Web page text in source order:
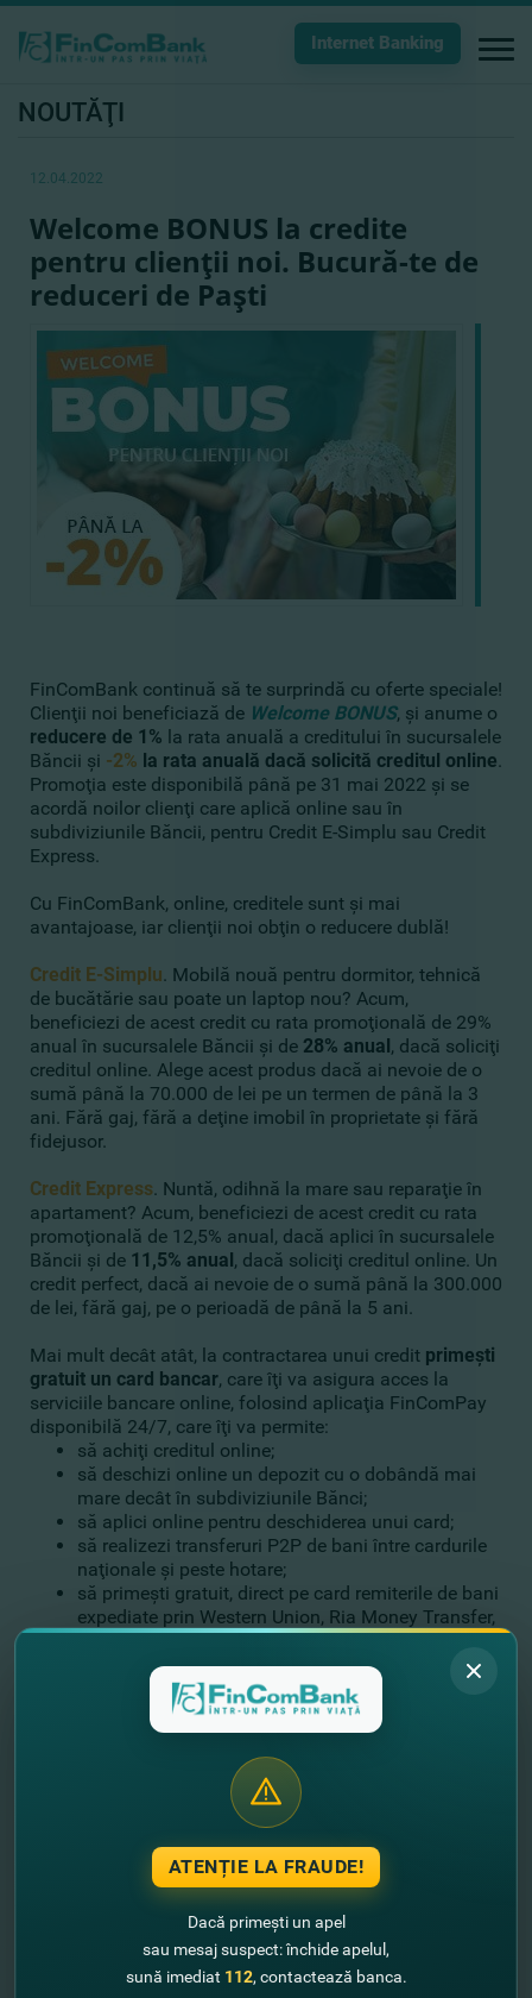
Internet Banking
NOUTĂŢI
12.04.2022
Welcome BONUS la credite
pentru clienţii noi. Bucură-te de
reduceri de Paşti
FinComBank continuă să te surprindă cu oferte speciale!
Clienţii noi beneficiază de Welcome BONUS, şi anume o
reducere de 1% la rata anuală a creditului în sucursalele
Băncii şi -2% la rata anuală dacă solicită creditul online.
Promoţia este disponibilă până pe 31 mai 2022 şi se
acordă noilor clienţi care aplică online sau în
subdiviziunile Băncii, pentru Credit E-Simplu sau Credit
Express.
Cu FinComBank, online, creditele sunt şi mai
avantajoase, iar clienţii noi obţin o reducere dublă!
Credit E-Simplu. Mobilă nouă pentru dormitor, tehnică
de bucătărie sau poate un laptop nou? Acum,
beneficiezi de acest credit cu rata promoţională de 29%
anual în sucursalele Băncii şi de 28% anual, dacă soliciţi
creditul online. Alege acest produs dacă ai nevoie de o
sumă până la 70.000 de lei pe un termen de până la 3
ani. Fără gaj, fără a deţine imobil în proprietate şi fără
fidejusor.
Credit Express. Nuntă, odihnă la mare sau reparaţie în
apartament? Acum, beneficiezi de acest credit cu rata
promoţională de 12,5% anual, dacă aplici în sucursalele
Băncii şi de 11,5% anual, dacă soliciţi creditul online. Un
credit perfect, dacă ai nevoie de o sumă până la 300.000
de lei, fără gaj, pe o perioadă de până la 5 ani.
Mai mult decât atât, la contractarea unui credit primeşti
gratuit un card bancar, care îţi va asigura acces la
serviciile bancare online, folosind aplicaţia FinComPay
disponibilă 24/7, care îţi va permite:
să achiţi creditul online;
să deschizi online un depozit cu o dobândă mai
mare decât în subdiviziunile Bănci;
să aplici online pentru deschiderea unui card;
să realizezi transferuri P2P de bani între cardurile
naţionale şi peste hotare;
să primeşti gratuit, direct pe card remiterile de bani
expediate prin Western Union, Ria Money Transfer,
Zolotaya Korona, Contact, Unistream;
să achiţi facturile online şi multe altele.
Promoţia este disponibilă până pe 31.05.2022.
Bucură-te de promoţii speciale împreună cu
Alte noutăţiATENȚIE LA FRAUDE!
Dacă primești un apel
sau mesaj suspect: închide apelul,
sună imediat 112, contactează banca.